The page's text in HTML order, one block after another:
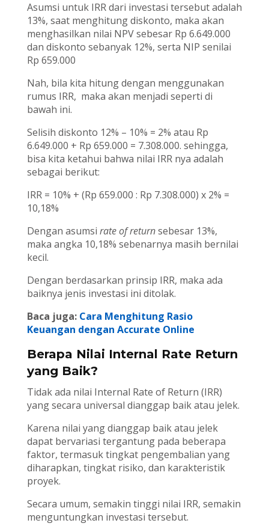
Asumsi untuk IRR dari investasi tersebut adalah
13%, saat menghitung diskonto, maka akan
menghasilkan nilai NPV sebesar Rp 6.649.000
dan diskonto sebanyak 12%, serta NIP senilai
Rp 659.000
Nah, bila kita hitung dengan menggunakan
rumus IRR, maka akan menjadi seperti di
bawah ini.
Selisih diskonto 12% – 10% = 2% atau Rp
6.649.000 + Rp 659.000 = 7.308.000. sehingga,
bisa kita ketahui bahwa nilai IRR nya adalah
sebagai berikut:
IRR = 10% + (Rp 659.000 : Rp 7.308.000) x 2% =
10,18%
Dengan asumsi rate of returnsebesar 13%,
maka angka 10,18% sebenarnya masih bernilai
kecil.
Dengan berdasarkan prinsip IRR, maka ada
baiknya jenis investasi ini ditolak.
Baca juga: Cara Menghitung Rasio
Keuangan dengan Accurate Online
Berapa Nilai Internal Rate Return
yang Baik?
Tidak ada nilai Internal Rate of Return (IRR)
yang secara universal dianggap baik atau jelek.
Karena nilai yang dianggap baik atau jelek
dapat bervariasi tergantung pada beberapa
faktor, termasuk tingkat pengembalian yang
diharapkan, tingkat risiko, dan karakteristik
proyek.
Secara umum, semakin tinggi nilai IRR, semakin
menguntungkan investasi tersebut.